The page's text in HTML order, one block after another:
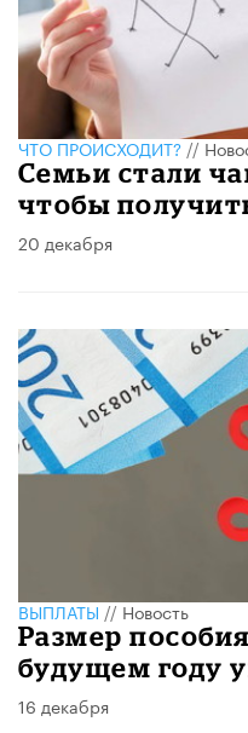
ЧТО ПРОИСХОДИТ?//
Семьи стали
чтобы
20 декабря
ВЫПЛАТЫ//Новость
Размер
будущем году
16 декабря